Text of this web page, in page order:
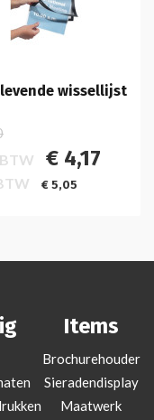
wissellijst
€ 4,17
€ 5,05
Items
Brochurehouder
Sieradendisplay
Maatwerk